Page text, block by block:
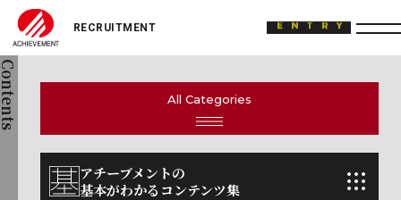
ACHIEVEMENT
ENTRY
All Categories
アチーブメントの
基本がわかるコンテンツ集